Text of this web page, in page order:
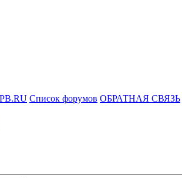
Список форумов ОБРАТНАЯ СВЯЗЬ